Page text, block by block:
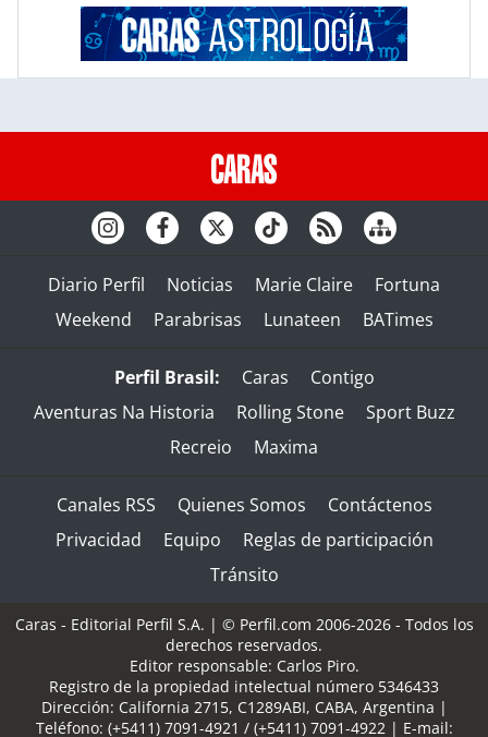
Diario Perfil Noticias Marie Claire
Fortuna
Weekend
Parabrisas Lunateen BATimes
Perfil Brasil: Caras
Contigo
Aventuras Na Historia
Rolling Stone
Sport Buzz
Recreio
Maxima
Canales RSS Quienes Somos
Contáctenos
Privacidad
Equipo
Reglas de participación
Tránsito
Caras - Editorial Perfil S.A. | © Perfil.com 2006-2026 - Todos los
derechos reservados.
Editor responsable: Carlos Piro.
Registro de la propiedad intelectual número 5346433
Dirección: California 2715, C1289ABI, CABA, Argentina |
Teléfono: (+5411) 7091-4921 / (+5411) 7091-4922 | E-mail: